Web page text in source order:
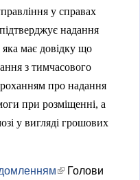
у справах
надання
має довідку що
з тимчасового
про надання
при розміщенні, а
у вигляді грошових
( Голови